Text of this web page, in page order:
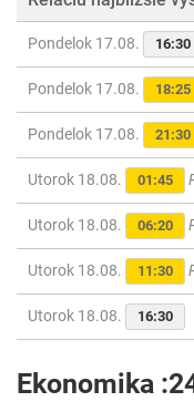
Pondelok 17.08. 16:30
Pondelok 17.08. 18:25
Pondelok 17.08. 21:30
Utorok 18.08. 01:45
Utorok 18.08. 06:20
Utorok 18.08. 11:30
Utorok 18.08. 16:30
Ekonomika